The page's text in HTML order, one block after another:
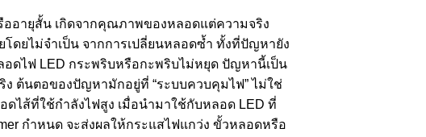
อายุสั้น เกิดจากคุณภาพของหลอดแต่ความจริง
ดยไม่จำเป็น จากการเปลี่ยนหลอดซ้ำ ทั้งที่ปัญหายัง
ดไฟ LED กระพริบหรือกะพริบไม่หยุด ปัญหานี้เป็น
ง ต้นตอของปัญหามักอยู่ที่ “ระบบควบคุมไฟ” ไม่ใช่
ไส้ที่ใช้กำลังไฟสูง เมื่อนำมาใช้กับหลอด LED ที่
กำหนด จะส่งผลให้กระแสไฟแกว่ง ขั้วหลอดหรือ